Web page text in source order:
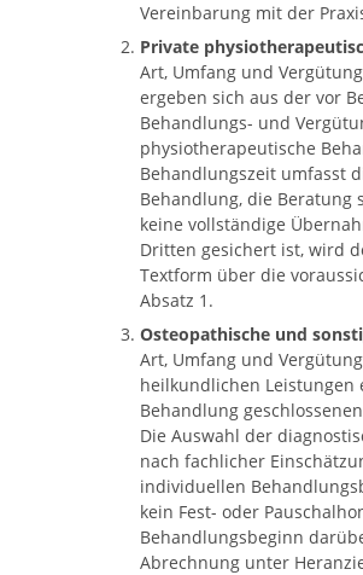
Vereinbarung mit der
Private
Art, Umfang und
ergeben sich aus der vor
Behandlungs- und
physiotherapeutische
Behandlungszeit umfasst
Behandlung, die Beratung
keine vollständige
Dritten gesichert ist, wird
Textform über die
Absatz 1.
Osteopathische und
Art, Umfang und
heilkundlichen Leistungen
Behandlung
Die Auswahl der
nach fachlicher
individuellen
kein Fest- oder
Behandlungsbeginn
Abrechnung unter